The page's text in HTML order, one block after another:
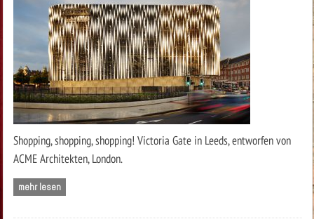
Shopping, shopping, shopping! Victoria Gate in Leeds, entworfen von
ACME Architekten, London.
mehr lesen